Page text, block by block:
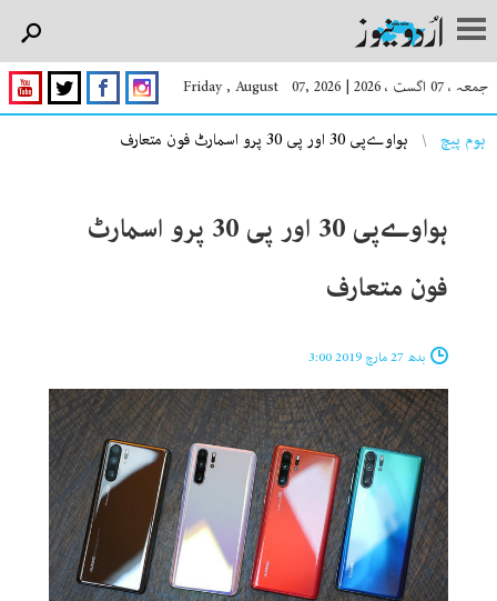
جمعہ ، 07 اگست ، 2026 |
Friday , August 07, 2026
You are here
ہوم پیچ ہواوےپی 30 اور پی 30 پرو اسمارٹ فون متعارف
ہواوےپی 30 اور پی 30 پرو اسمارٹ
فون متعارف
بدھ 27 مارچ 2019 3:00